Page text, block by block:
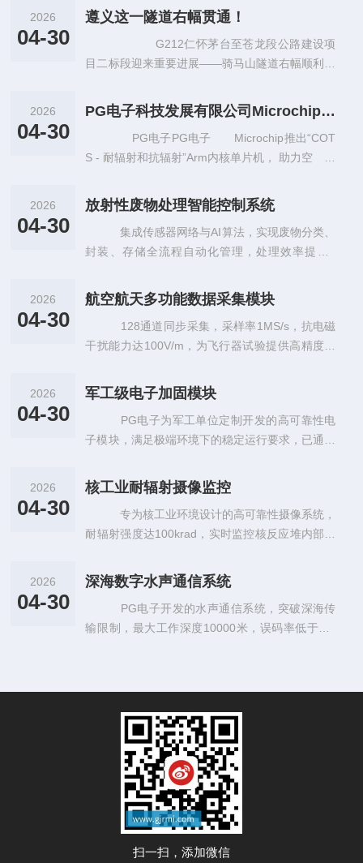
度，这种装备的动用将涉及庞大资源投
2026
04-30
遵义这一隧道右幅贯通！
G212仁怀茅台至苍龙段公路建设项
目二标段迎来重要进展——骑马山隧道右幅顺利贯
阶段性突破，为后续施工及全
2026
04-30
PG电子科技发展有限公司Microchip推出“COTS-耐辐射和抗辐射”Arm内核单片机助力空
PG电子PG电子 Microchip推出“COT
S - 耐辐射和抗辐射”Arm内核单片机， 助力空
要
2026
04-30
放射性废物处理智能控制系统
集成传感器网络与AI算法，实现废物分类、
封装、存储全流程自动化管理，处理效率提升3
2026
04-30
航空航天多功能数据采集模块
128通道同步采集，采样率1MS/s，抗电磁
干扰能力达100V/m，为飞行器试验提供高精度数
2026
04-30
军工级电子加固模块
PG电子为军工单位定制开发的高可靠性电
子模块，满足极端环境下的稳定运行要求，已通过
2026
04-30
核工业耐辐射摄像监控
专为核工业环境设计的高可靠性摄像系统，
耐辐射强度达100krad，实时监控核反应堆内部状
2026
04-30
深海数字水声通信系统
PG电子开发的水声通信系统，突破深海传
输限制，最大工作深度10000米，误码率低于10⁻
扫一扫，添加微信